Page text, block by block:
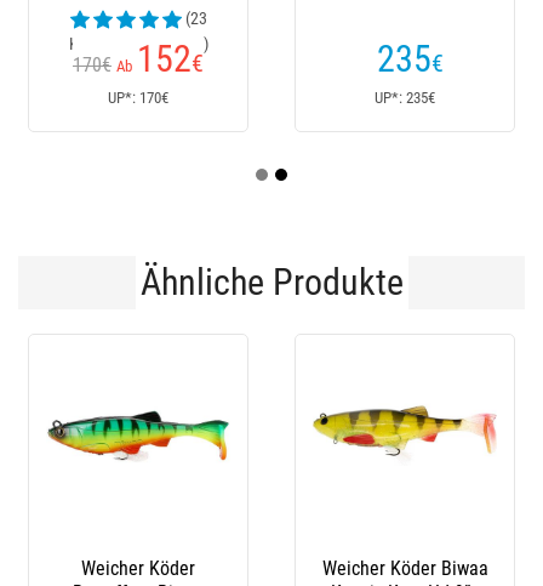
(23
Kundenrezensionen)
170€ Ab 152€
UP*: 170€
235€
UP*: 235€
Ähnliche Produkte
Weicher Köder
Weicher Köder Biwaa